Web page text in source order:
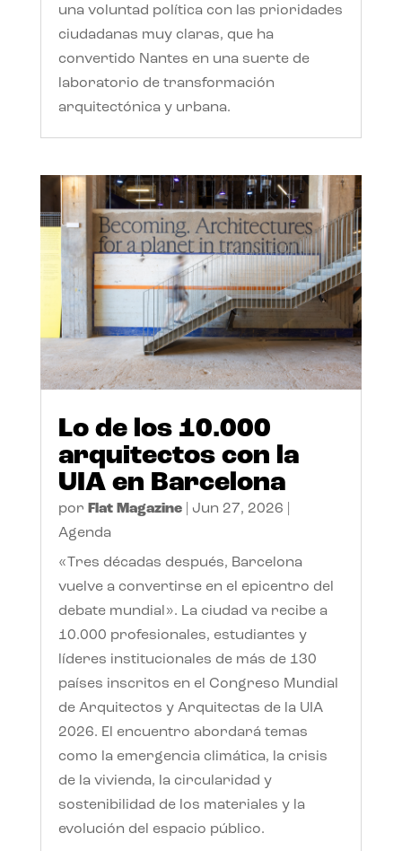
una voluntad política con las prioridades
ciudadanas muy claras, que ha
convertido Nantes en una suerte de
laboratorio de transformación
arquitectónica y urbana.
Lo de los 10.000
arquitectos con la
UIA en Barcelona
por Flat Magazine| Jun 27, 2026
Agenda
«Tres décadas después, Barcelona
vuelve a convertirse en el epicentro del
debate mundial». La ciudad va recibe a
10.000 profesionales, estudiantes y
líderes institucionales de más de 130
países inscritos en el Congreso Mundial
de Arquitectos y Arquitectas de la UIA
2026. El encuentro abordará temas
como la emergencia climática, la crisis
de la vivienda, la circularidad y
sostenibilidad de los materiales y la
evolución del espacio público.